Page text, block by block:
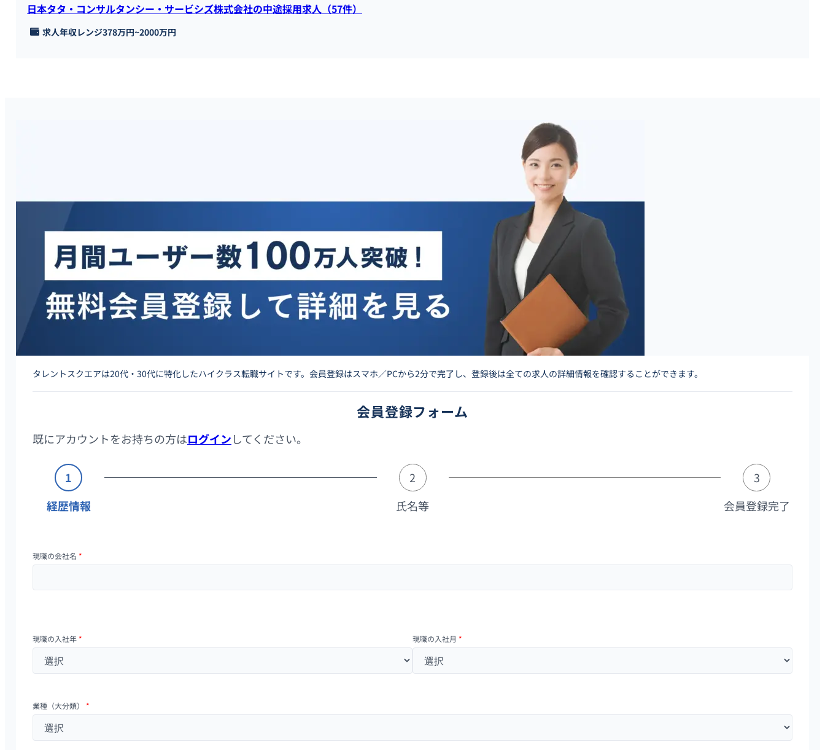
日本タタ・コンサルタンシー・サービシズ株式会社の中途採用求人（57件）
求人年収レンジ378万円~2000万円
タレントスクエアは20代・30代に特化したハイクラス転職サイトです。会員登録はスマホ／PCから2分で完了し、登録後は全ての求人の詳細情報を確認することができます。
会員登録フォーム
既にアカウントをお持ちの方はログインしてください。
1
経歴情報
2
氏名等
3
会員登録完了
現職の会社名 *
現職の入社年 * 現職の入社月 *
業種（大分類） *